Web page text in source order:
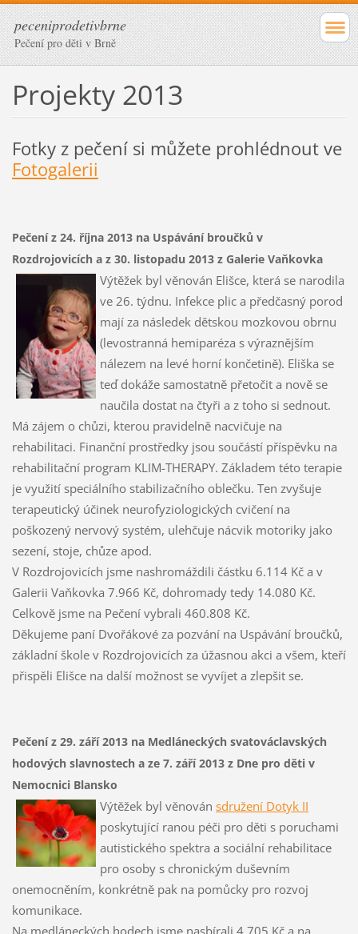
peceniprodetivbrne
Pečení pro děti v Brně
Projekty 2013
Fotky z pečení si můžete prohlédnout ve
Fotogalerii
Pečení z 24. října 2013 na Uspávání broučků v
Rozdrojovicích a z 30. listopadu 2013 z Galerie Vaňkovka
Výtěžek byl věnován Elišce, která se narodila
ve 26. týdnu. Infekce plic a předčasný porod
mají za následek dětskou mozkovou obrnu
(levostranná hemiparéza s výraznějším
nálezem na levé horní končetině). Eliška se
teď dokáže samostatně přetočit a nově se
naučila dostat na čtyři a z toho si sednout.
Má zájem o chůzi, kterou pravidelně nacvičuje na
rehabilitaci. Finanční prostředky jsou součástí příspěvku na
rehabilitační program KLIM-THERAPY. Základem této terapie
je využití speciálního stabilizačního oblečku. Ten zvyšuje
terapeutický účinek neurofyziologických cvičení na
poškozený nervový systém, ulehčuje nácvik motoriky jako
sezení, stoje, chůze apod.
V Rozdrojovicích jsme nashromáždili částku 6.114 Kč a v
Galerii Vaňkovka 7.966 Kč, dohromady tedy 14.080 Kč.
Celkově jsme na Pečení vybrali 460.808 Kč.
Děkujeme paní Dvořákové za pozvání na Uspávání broučků,
základní škole v Rozdrojovicích za úžasnou akci a všem, kteří
přispěli Elišce na další možnost se vyvíjet a zlepšit se.
Pečení z 29. září 2013 na Medláneckých svatováclavských
hodových slavnostech a ze 7. září 2013 z Dne pro děti v
Nemocnici Blansko
Výtěžek byl věnován sdružení Dotyk II
poskytující ranou péči pro děti s poruchami
autistického spektra a sociální rehabilitace
pro osoby s chronickým duševním
onemocněním, konkrétně pak na pomůcky pro rozvoj
komunikace.
Na medláneckých hodech jsme nasbírali 4.705 Kč a na